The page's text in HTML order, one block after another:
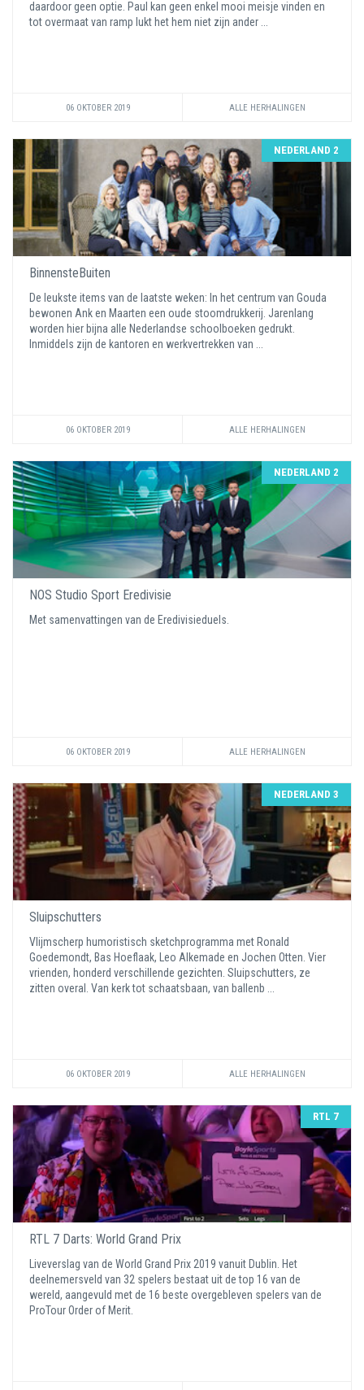
daardoor geen optie. Paul kan geen enkel mooi meisje vinden en
tot overmaat van ramp lukt het hem niet zijn ander ...
06 OKTOBER 2019 ALLE HERHALINGEN
NEDERLAND 2
BinnensteBuiten
De leukste items van de laatste weken: In het centrum van Gouda
bewonen Ank en Maarten een oude stoomdrukkerij. Jarenlang
worden hier bijna alle Nederlandse schoolboeken gedrukt.
Inmiddels zijn de kantoren en werkvertrekken van ...
06 OKTOBER 2019 ALLE HERHALINGEN
NEDERLAND 2
NOS Studio Sport Eredivisie
Met samenvattingen van de Eredivisieduels.
06 OKTOBER 2019 ALLE HERHALINGEN
NEDERLAND 3
Sluipschutters
Vlijmscherp humoristisch sketchprogramma met Ronald
Goedemondt, Bas Hoeflaak, Leo Alkemade en Jochen Otten. Vier
vrienden, honderd verschillende gezichten. Sluipschutters, ze
zitten overal. Van kerk tot schaatsbaan, van ballenb ...
06 OKTOBER 2019 ALLE HERHALINGEN
RTL 7
RTL 7 Darts: World Grand Prix
Liveverslag van de World Grand Prix 2019 vanuit Dublin. Het
deelnemersveld van 32 spelers bestaat uit de top 16 van de
wereld, aangevuld met de 16 beste overgebleven spelers van de
ProTour Order of Merit.